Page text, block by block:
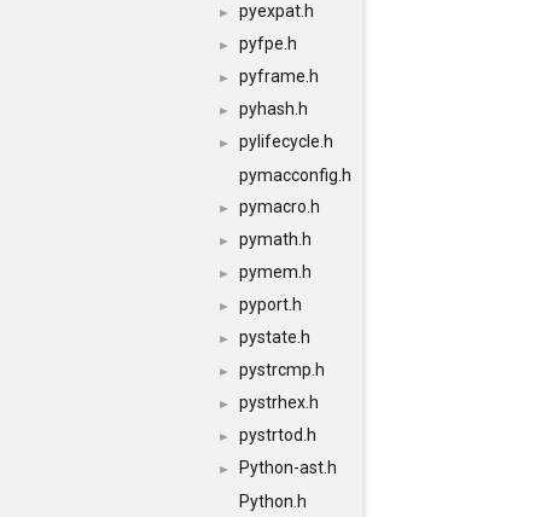
► pyexpat.h
► pyfpe.h
► pyframe.h
► pyhash.h
►
pylifecycle.h
pymacconfig.h
► pymacro.h
► pymath.h
► pymem.h
► pyport.h
► pystate.h
► pystrcmp.h
► pystrhex.h
► pystrtod.h
►
Python-ast.h
Python.h